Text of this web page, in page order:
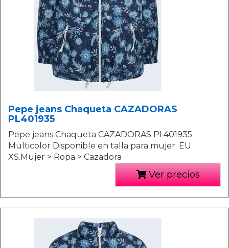
Pepe jeans Chaqueta CAZADORAS
PL401935
Pepe jeans Chaqueta CAZADORAS PL401935
Multicolor Disponible en talla para mujer. EU
XS.Mujer > Ropa > Cazadora
Ver precios